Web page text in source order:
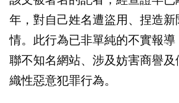
年，對自己姓名遭盜用、捏造新
情。此行為已非單純的不實報導
聯不知名網站、涉及妨害商譽及
織性惡意犯罪行為。